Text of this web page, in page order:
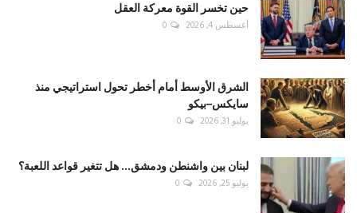
حين تخسر القوة معركة العقل
أغسطس 4, 2026 0
الشرق الأوسط أمام أخطر تحول استراتيجي منذ
سايكس–بيكو
يوليو 31, 2026 0
لبنان بين واشنطن ودمشق... هل تتغير قواعد اللعبة؟
يوليو 25, 2026 0